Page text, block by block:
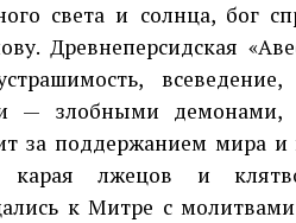
света и солнца, бог
Древнеперсидская
— злобными
за поддержанием мира
карая лжецов и
к Митре с